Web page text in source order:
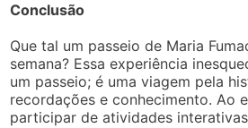
Conclusão
Que tal um passeio de Maria
semana? Essa experiência
um passeio; é uma viagem pela
recordações e conhecimento. Ao
participar de atividades